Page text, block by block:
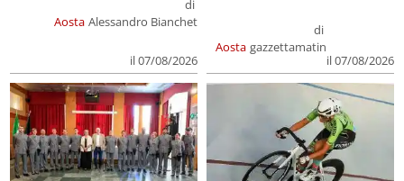
Aosta
di
Alessandro Bianchet
il 07/08/2026
Aosta
di
gazzettamatin
il 07/08/2026